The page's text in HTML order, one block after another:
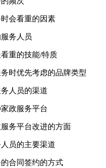
会看重的因素
务人员
重的技能/特质
时优先考虑的品牌类型
人员的渠道
政服务平台
务平台改进的方面
员的主要渠道
合同签约的方式